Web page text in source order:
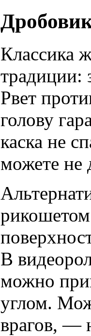
Классика
традиции:
Рвет
голову
каска не
можете не
В
можно
углом.
врагов, —